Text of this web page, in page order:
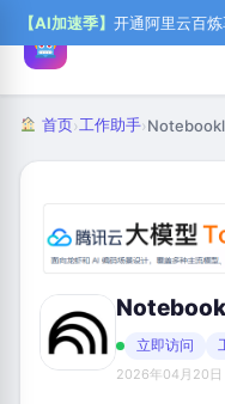
【AI加速季】 开通阿里云百炼享 1 亿+ tokens，
首页›工作助手›
立即访问
2026年04月20日